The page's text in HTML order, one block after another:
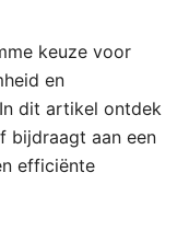
keuze voor
en
dit artikel ontdek
bijdraagt aan een
efficiënte